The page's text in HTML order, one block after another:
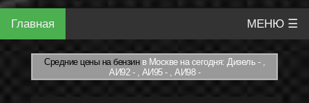
Главная МЕНЮ ☰
Средние цены на бензинв Москве на сегодня: Дизель - ,
АИ92 - , АИ95 - , АИ98 -